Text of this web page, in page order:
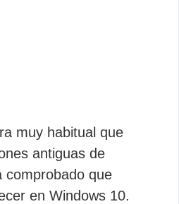
muy habitual que
antiguas de
comprobado que
en Windows 10.